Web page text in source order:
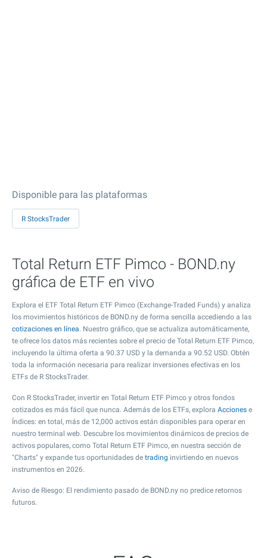
Disponible para las plataformas
R StocksTrader
Total Return ETF Pimco - BOND.ny
gráfica de ETF en vivo
Explora el ETF Total Return ETF Pimco (Exchange-Traded Funds) y analiza
los movimientos históricos de BOND.ny de forma sencilla accediendo a las
cotizaciones en línea. Nuestro gráfico, que se actualiza automáticamente,
te ofrece los datos más recientes sobre el precio de Total Return ETF Pimco,
incluyendo la última oferta a 90.37 USD y la demanda a 90.52 USD. Obtén
toda la información necesaria para realizar inversiones efectivas en los
ETFs de R StocksTrader.
Con R StocksTrader, invertir en Total Return ETF Pimco y otros fondos
cotizados es más fácil que nunca. Además de los ETFs, explora Acciones e
Índices: en total, más de 12,000 activos están disponibles para operar en
nuestro terminal web. Descubre los movimientos dinámicos de precios de
activos populares, como Total Return ETF Pimco, en nuestra sección de
"Charts" y expande tus oportunidades de trading invirtiendo en nuevos
instrumentos en 2026.
Aviso de Riesgo: El rendimiento pasado de BOND.ny no predice retornos
futuros.